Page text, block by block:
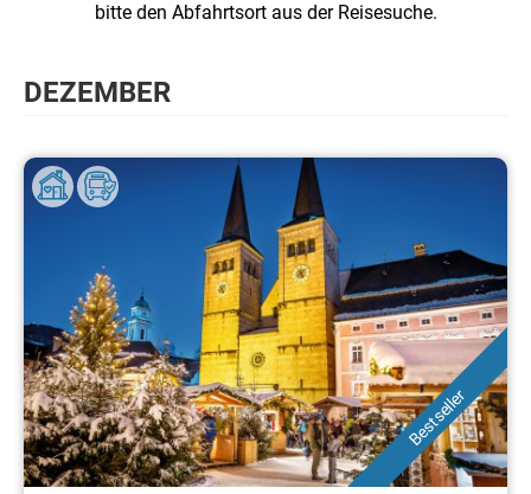
bitte den Abfahrtsort aus der Reisesuche.
DEZEMBER
Bestseller